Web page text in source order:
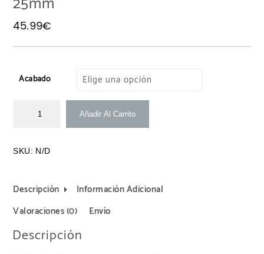
45.99€
Acabado
Añadir Al Carrito
SKU: N/D
Descripción
Información Adicional
Valoraciones (0)
Envío
Descripción